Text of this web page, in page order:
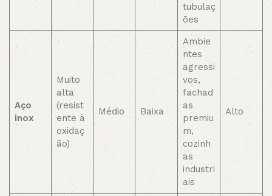
tubulaç
ões
Aço
inox
Muito
alta
(resist
ente à
oxidaç
ão)
Médio Baixa
Ambie
ntes
agressi
vos,
fachad
as
premiu
m,
cozinh
as
industri
ais
Alto